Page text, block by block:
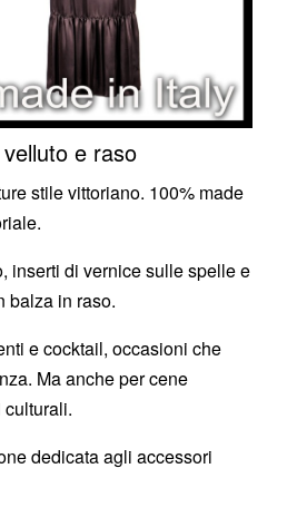
e raso
stile vittoriano. 100% made
inserti di vernice sulle spelle e
balza in raso.
e cocktail, occasioni che
Ma anche per cene
dedicata agli accessori